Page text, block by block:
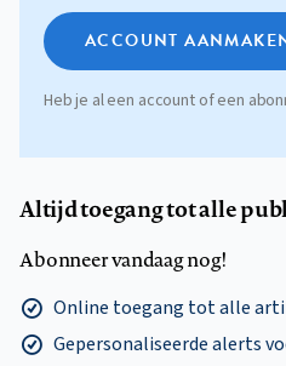
ACCOUNT
Heb je al een account of een
Altijd toegang tot alle
Abonneer vandaag nog!
Online toegang tot alle
Gepersonaliseerde alerts